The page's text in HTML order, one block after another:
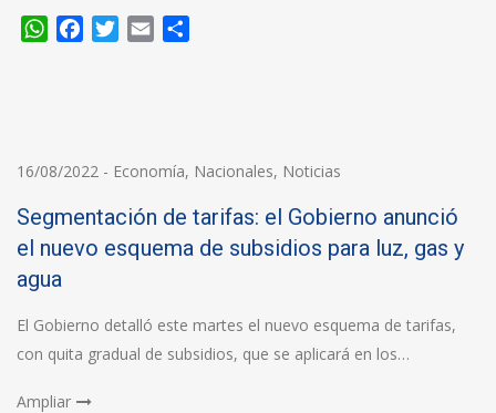
WhatsApp
FacebookTwitter
Email
16/08/2022 - Economía, Nacionales, Noticias
Segmentación de tarifas: el Gobierno anunció
el nuevo esquema de subsidios para luz, gas y
agua
El Gobierno detalló este martes el nuevo esquema de tarifas,
con quita gradual de subsidios, que se aplicará en los…
Ampliar